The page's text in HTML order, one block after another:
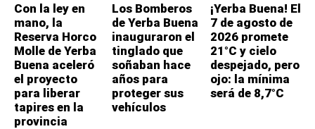
Con la ley en
mano, la
Reserva Horco
Molle de Yerba
Buena aceleró
el proyecto
para liberar
tapires en la
provincia
Los Bomberos
de Yerba Buena
inauguraron el
tinglado que
soñaban hace
años para
proteger sus
vehículos
¡Yerba Buena! El
7 de agosto de
2026 promete
21°C y cielo
despejado, pero
ojo: la mínima
será de 8,7°C